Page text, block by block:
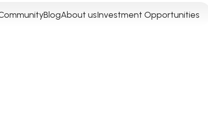
BlogAbout usInvestment Opportunities